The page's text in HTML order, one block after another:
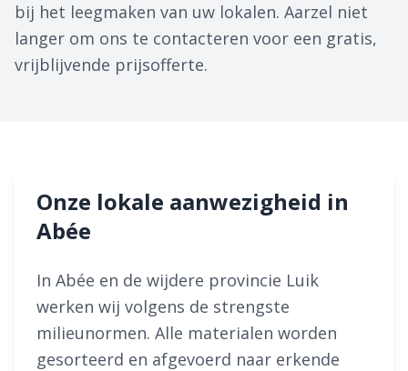
bij het leegmaken van uw lokalen. Aarzel niet
langer om ons te contacteren voor een gratis,
vrijblijvende prijsofferte.
Onze lokale aanwezigheid in
Abée
In Abée en de wijdere provincie Luik
werken wij volgens de strengste
milieunormen. Alle materialen worden
gesorteerd en afgevoerd naar erkende